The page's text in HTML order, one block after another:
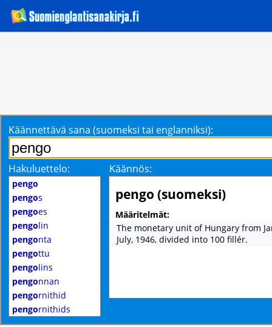
Käännettävä sana (suomeksi tai englanniksi):
Hakuluettelo: Käännös:
pengo
pengos
pengoes
pengolin
pengonta
pengottu
pengolins
pengonnan
pengornithid
pengornithids
pengo (suomeksi)
Määritelmät:
The monetary unit of Hungary from
July, 1946, divided into 100 fillér.